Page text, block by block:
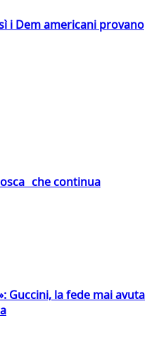
i Dem americani provano
che continua
Guccini, la fede mai avuta